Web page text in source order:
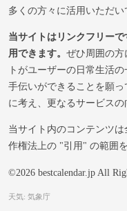
多くの方々に活用いただい
当サイトはリンクフリー
用できます。 ぜひ周囲の方
トがユーザーの日常生活
手伝いができることを願
に考え、更なるサービスの
当サイト内のコンテンツ
作権法上の "引用" の範囲
©2026 bestcalendar.jp All
天気: 気象庁